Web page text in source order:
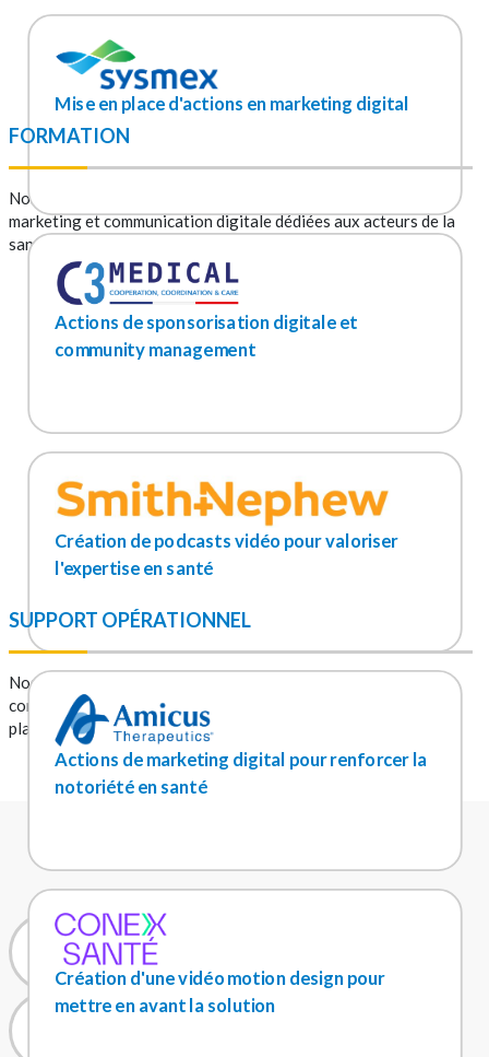
Mise en place d'actions en marketing digital
Actions de sponsorisation digitale et
community management
Création de podcasts vidéo pour valoriser
l'expertise en santé
Actions de marketing digital pour renforcer la
notoriété en santé
Création d'une vidéo motion design pour
mettre en avant la solution
FORMATION
Nos experts proposent aussi
marketing et communication digitale dédiées aux acteurs de la
santé.
SUPPORT OPÉRATIONNEL
Nos
contenu éditorial, la création de formats variés et la mise en
place de stratégies à travers une multitude d’outils numériques.